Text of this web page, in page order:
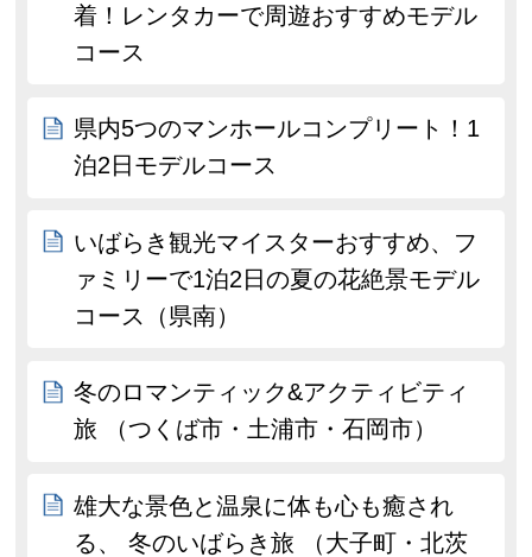
着！レンタカーで周遊おすすめモデル
コース
県内5つのマンホールコンプリート！1
泊2日モデルコース
いばらき観光マイスターおすすめ、フ
ァミリーで1泊2日の夏の花絶景モデル
コース（県南）
冬のロマンティック&アクティビティ
旅 （つくば市・土浦市・石岡市）
雄大な景色と温泉に体も心も癒され
る、 冬のいばらき旅 （大子町・北茨